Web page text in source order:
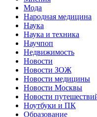
Мода
Народная медицина
Наука
Наука и техника
Научпоп
Недвижимость
Новости
Новости ЗОЖ
Новости медицины
Новости Москвы
Новости
Ноутбуки и ПК
Образование